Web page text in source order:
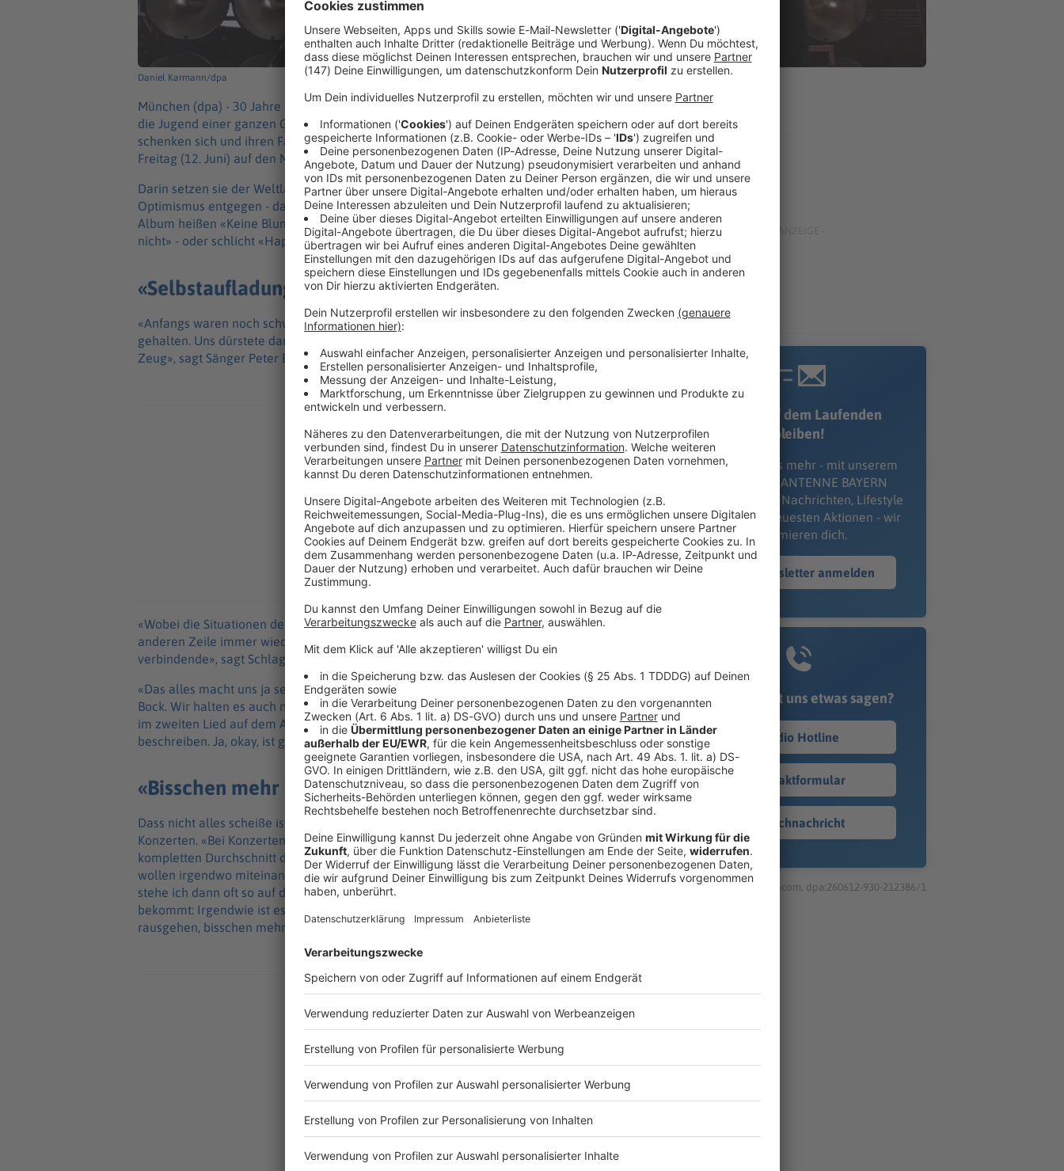
Daniel Karmann/dpa
München (dpa) - 30 Jahre gemeinsam auf der Bühne, Höhen, Tiefen - und der Soundtrack für
die Jugend einer ganzen Generation: Die Sportfreunde Stiller feiern ihr Bandjubiläum und
schenken sich und ihren Fans dazu ein neues Album: «Happy Birthday!» kommt an diesem
Freitag (12. Juni) auf den Markt.
Darin setzen sie der Weltlage, dem Weltschmerz, ein Konzept von Zusammenhalt und
Optimismus entgegen - das, was die Band seit 30 Jahren ausmacht. Die Songs auf dem
Album heißen «Keine Blumen ohne Regen», «Wir laden uns auf», «Vergiss mir die Zukunft
nicht» - oder schlicht «Happy».
«Selbstaufladung und leichteres Zeug»
«Anfangs waren noch schwerere Themen am Start, aber die haben sich nicht lange
gehalten. Uns dürstete dann auch eher so nach Selbstaufladung und irgendwie leichterem
Zeug», sagt Sänger Peter Brugger im Interview der Deutschen Presse-Agentur.
«Wobei die Situationen der heutigen Gesellschaft oder Weltlage ja schon in der ein oder
anderen Zeile immer wieder durchschwingen. Aber der Grundtenor ist eben dieser
verbindende», sagt Schlagzeuger Florian Weber.
«Das alles macht uns ja selber auch fertig», ergänzt Brugger. «Wir haben darauf keinen
Bock. Wir halten es auch nicht aus, wenn am Ende kein Happy End dasteht. Wir haben auch
im zweiten Lied auf dem Album "Wir laden uns auf" eigentlich genau versucht, das zu
beschreiben. Ja, okay, ist gerade scheiße, aber es ist ja nicht alles scheiße.»
«Bisschen mehr Musik hören, bisschen mehr rausgehen»
Dass nicht alles scheiße ist, schließen die drei Musiker aus den Erlebnissen auf ihren
Konzerten. «Bei Konzerten habe ich das Gefühl, womöglich repräsentieren wir wirklich den
kompletten Durchschnitt der Gesellschaft. Der Korridor, das ist alles, was uns verbindet. Wir
wollen irgendwo miteinander eine gute Zeit haben», sagt Bassist Rüdiger Linhof. «Und da
stehe ich dann oft so auf der Bühne und das ist ein Gedanke, den man immer wieder
bekommt: Irgendwie ist es doch so leicht. Bisschen mehr Musik hören, bisschen mehr
rausgehen, bisschen mehr Brettspiele spielen, Karten spielen.»
Immer auf dem Laufenden
bleiben!
Verpass' nichts mehr - mit unserem
kostenlosen ANTENNE BAYERN
Newsletter. Ob Nachrichten, Lifestyle
oder unsere neuesten Aktionen - wir
informieren dich.
Zum Newsletter anmelden
Du möchtest uns etwas sagen?
Studio Hotline
Kontaktformular
Sprachnachricht
© dpa-infocom, dpa:260612-930-212386/1